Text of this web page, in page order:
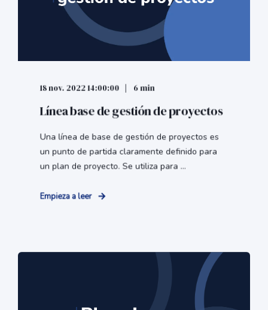
18 nov. 2022 14:00:00 6 min
Línea base de gestión de proyectos
Una línea de base de gestión de proyectos es
un punto de partida claramente definido para
un plan de proyecto. Se utiliza para ...
Empieza a leer